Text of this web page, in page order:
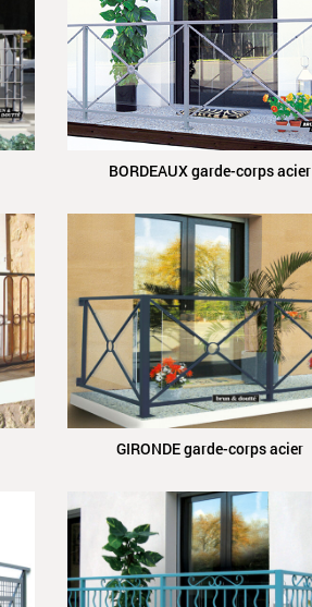
BORDEAUX garde-corps acier
GIRONDE garde-corps acier